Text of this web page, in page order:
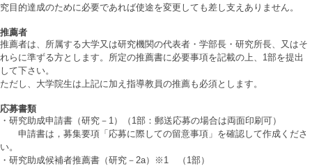
究目的達成のために必要であれば使途を変更しても差し支えありません。
推薦者
推薦者は、所属する大学又は研究機関の代表者・学部長・研究所長、又はそ
れらに準ずる方とします。所定の推薦書に必要事項を記載の上、1部を提出
して下さい。
ただし、大学院生は上記に加え指導教員の推薦も必須とします。
応募書類
・研究助成申請書（研究－1）（1部：郵送応募の場合は両面印刷可）
申請書は，募集要項「応募に際しての留意事項」を確認して作成くださ
い。
・研究助成候補者推薦書（研究－2a）※1 （1部）